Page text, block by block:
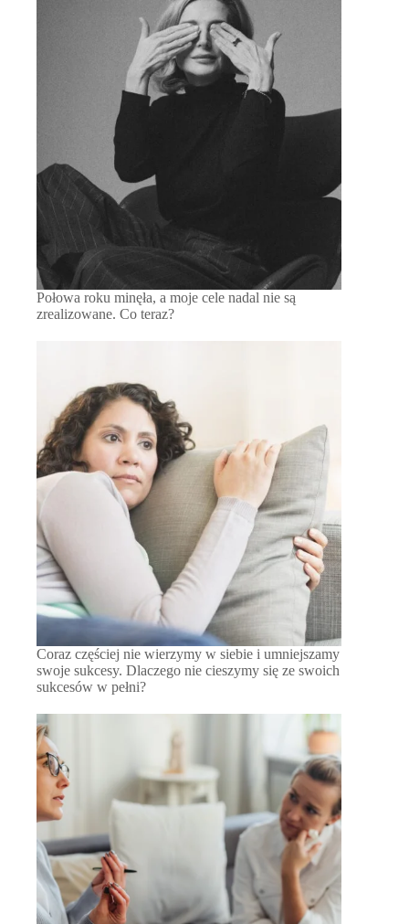
Połowa roku minęła, a moje cele nadal nie są
zrealizowane. Co teraz?
Coraz częściej nie wierzymy w siebie i umniejszamy
swoje sukcesy. Dlaczego nie cieszymy się ze swoich
sukcesów w pełni?